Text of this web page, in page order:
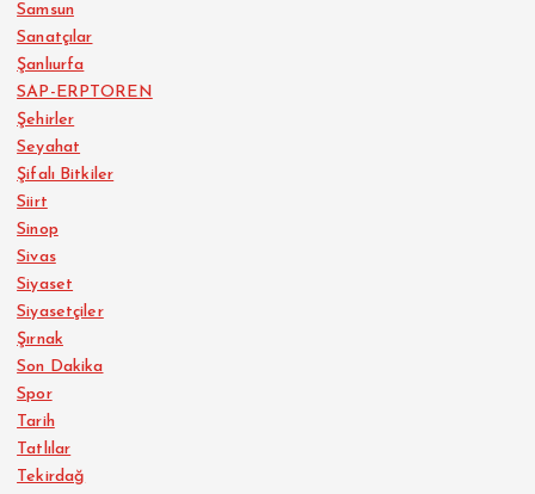
Samsun
Sanatçılar
Şanlıurfa
SAP-ERPTOREN
Şehirler
Seyahat
Şifalı Bitkiler
Siirt
Sinop
Sivas
Siyaset
Siyasetçiler
Şırnak
Son Dakika
Spor
Tarih
Tatlılar
Tekirdağ